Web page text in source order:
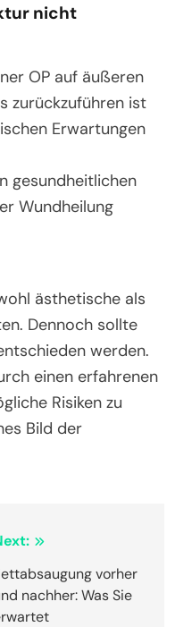
nicht
OP auf äußeren
zurückzuführen ist
Erwartungen
gesundheitlichen
Wundheilung
ästhetische als
Dennoch sollte
werden.
einen erfahrenen
Risiken zu
Bild der
vorher
nachher: Was Sie